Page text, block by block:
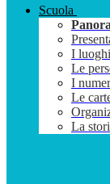
Scuola
I luoghi
Le
I
Le
La